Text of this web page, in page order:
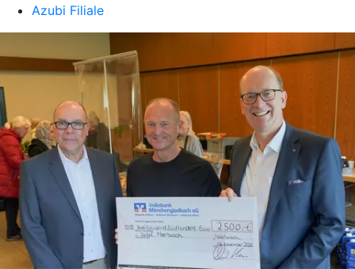
Azubi Filiale